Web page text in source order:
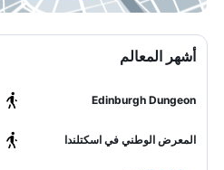
أشهر المعالم
Edinburgh Dungeon
المعرض الوطني في اسكتلندا